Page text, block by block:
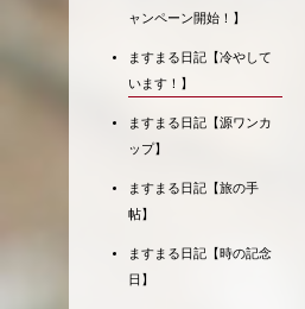
ャンペーン開始！】
ますまる日記【冷やして
います！】
ますまる日記【源ワンカ
ップ】
ますまる日記【旅の手
帖】
ますまる日記【時の記念
日】